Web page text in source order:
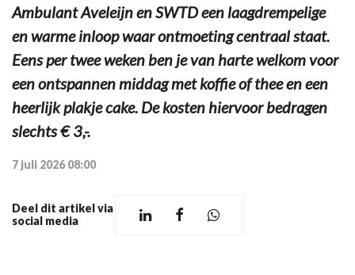
Ambulant Aveleijn en SWTD een laagdrempelige
en warme inloop waar ontmoeting centraal staat.
Eens per twee weken ben je van harte welkom voor
een ontspannen middag met koffie of thee en een
heerlijk plakje cake. De kosten hiervoor bedragen
slechts € 3,-.
7 juli 2026 08:00
Deel dit artikel via
social media